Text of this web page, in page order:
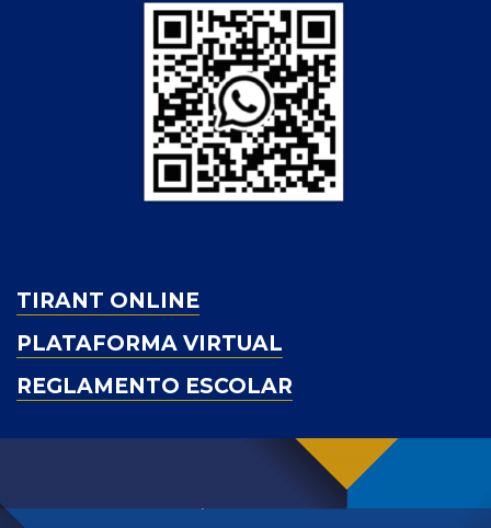
TIRANT ONLINE
PLATAFORMA VIRTUAL
REGLAMENTO ESCOLAR